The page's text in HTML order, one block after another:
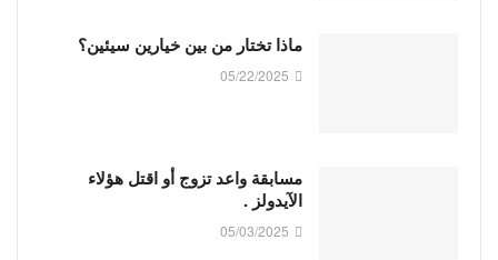
ماذا تختار من بين خيارين سيئين؟
05/22/2025
مسابقة واعد تزوج أو اقتل هؤلاء
الآيدولز .
05/03/2025